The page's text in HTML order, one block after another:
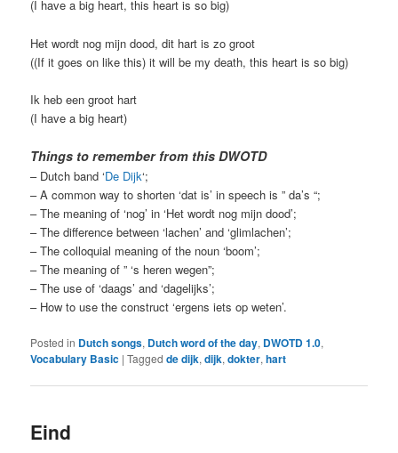
(I have a big heart, this heart is so big)
Het wordt nog mijn dood, dit hart is zo groot
((If it goes on like this) it will be my death, this heart is so big)
Ik heb een groot hart
(I have a big heart)
Things to remember from this DWOTD
– Dutch band ‘De Dijk‘;
– A common way to shorten ‘dat is’ in speech is ” da’s “;
– The meaning of ‘nog’ in ‘Het wordt nog mijn dood’;
– The difference between ‘lachen’ and ‘glimlachen’;
– The colloquial meaning of the noun ‘boom’;
– The meaning of ” ‘s heren wegen”;
– The use of ‘daags’ and ‘dagelijks’;
– How to use the construct ‘ergens iets op weten’.
Posted in Dutch songs, Dutch word of the day, DWOTD 1.0,
Vocabulary Basic |Tagged de dijk,dijk,dokter,hart
Eind